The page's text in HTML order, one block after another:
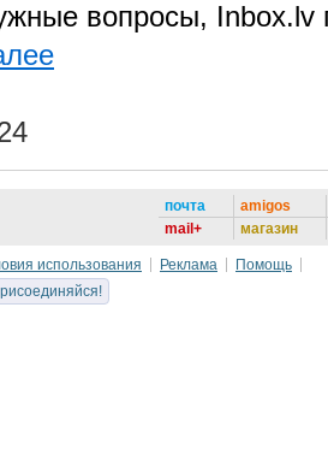
вопросы, Inbox.lv
почта
mail+
amigos
магазин
использования Реклама
Помощь